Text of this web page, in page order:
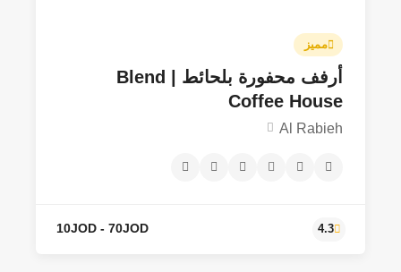
مميز
أرفف محفورة بلحائط | Blend
Coffee House
Al Rabieh